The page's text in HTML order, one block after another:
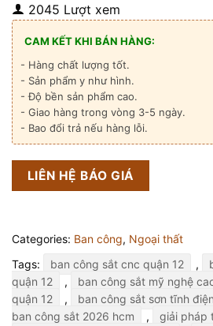
2045 Lượt xem
CAM KẾT KHI BÁN HÀNG:
- Hàng chất lượng tốt.
- Sản phẩm y như hình.
- Độ bền sản phẩm cao.
- Giao hàng trong vòng 3-5 ngày.
- Bao đổi trả nếu hàng lỗi.
LIÊN HỆ BÁO GIÁ
Categories: Ban công, Ngoại thất
Tags:
ban công sắt cnc quận 12 ,
quận 12
, ban công sắt mỹ nghệ
quận 12
, ban công sắt sơn tĩnh
ban công sắt 2026 hcm
, giải pháp